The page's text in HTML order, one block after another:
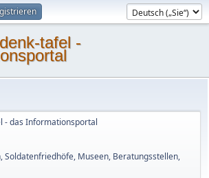
tafel -
- das Informationsportal
Soldatenfriedhöfe, Museen, Beratungsstellen,